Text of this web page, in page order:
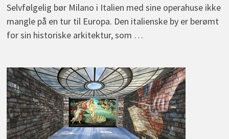
Selvfølgelig bør Milano i Italien med sine operahuse ikke
mangle på en tur til Europa. Den italienske by er berømt
for sin historiske arkitektur, som …